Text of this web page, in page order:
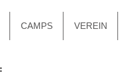
CAMPS VEREIN